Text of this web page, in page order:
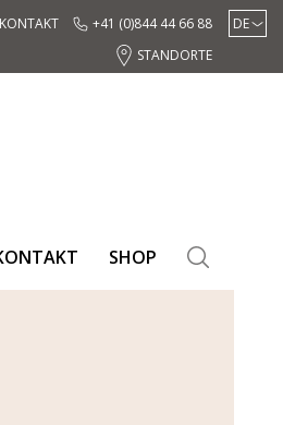
KONTAKT
+41 (0)844 44 66 88
STANDORTE
DE
ES
SHOP